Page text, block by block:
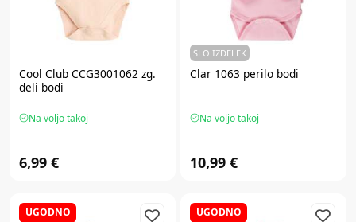
Cool Club CCG3001062 zg.
deli bodi
Na voljo takoj
6,99 €
SLO IZDELEK
Clar 1063 perilo bodi
Na voljo takoj
10,99 €
UGODNO UGODNO